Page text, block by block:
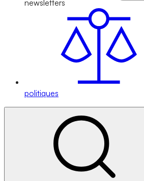
newsletters
politiques